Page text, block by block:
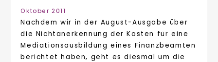
Oktober 2011
Nachdem wir in der August-Ausgabe über
die Nichtanerkennung der Kosten für eine
Mediationsausbildung eines Finanzbeamten
berichtet haben, geht es diesmal um die